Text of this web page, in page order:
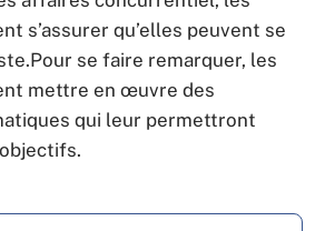
s’assurer qu’elles peuvent se
se faire remarquer, les
mettre en œuvre des
qui leur permettront